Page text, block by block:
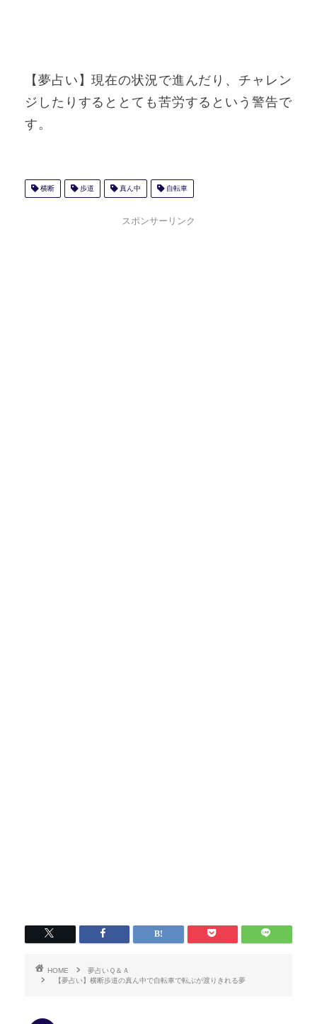
【夢占い】現在の状況で進んだり、チャレン
ジしたりするととても苦労するという警告で
す。
横断 歩道 真ん中 自転車
スポンサーリンク
HOME
夢占いＱ＆Ａ
【夢占い】横断歩道の真ん中で自転車で転ぶが渡りきれる夢